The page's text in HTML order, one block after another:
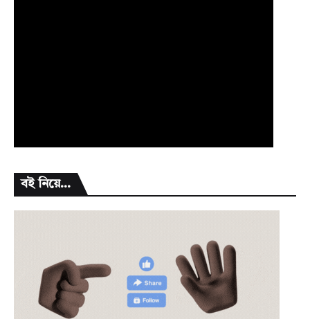
বই নিয়ে...